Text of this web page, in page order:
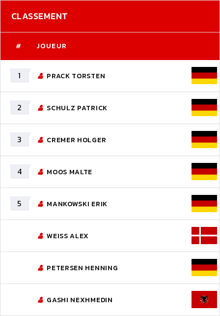
CLASSEMENT
# JOUEUR
1 PRACK TORSTEN
2 SCHULZ PATRICK
3 CREMER HOLGER
4 MOOS MALTE
5 MANKOWSKI ERIK
WEISS ALEX
PETERSEN HENNING
GASHI NEXHMEDIN